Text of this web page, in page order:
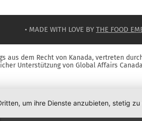
• MADE WITH LOVE BY THE FOOD
aus dem Recht von Kanada, vertreten
Unterstützung von Global Affairs
um ihre Dienste anzubieten, stetig